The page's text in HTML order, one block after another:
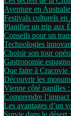
Aventure en
Festivals culturels en
Planifier un trip aux
Conseils pour un
Technologies
Choisir son tour
Gastronomie
Que faire à Cracovie
Découvrir les
Vienne côté papilles :
Comprendre
Les avantages d’un
Survie dans le désert